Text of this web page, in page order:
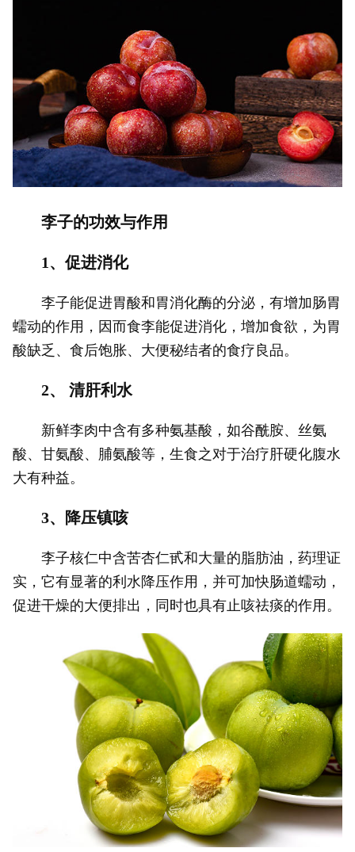
李子的功效与作用
1、促进消化
李子能促进胃酸和胃消化酶的分泌，有增加肠胃
蠕动的作用，因而食李能促进消化，增加食欲，为胃
酸缺乏、食后饱胀、大便秘结者的食疗良品。
2、 清肝利水
新鲜李肉中含有多种氨基酸，如谷酰胺、丝氨
酸、甘氨酸、脯氨酸等，生食之对于治疗肝硬化腹水
大有种益。
3、降压镇咳
李子核仁中含苦杏仁甙和大量的脂肪油，药理证
实，它有显著的利水降压作用，并可加快肠道蠕动，
促进干燥的大便排出，同时也具有止咳祛痰的作用。